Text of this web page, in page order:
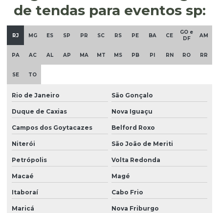
de tendas para eventos sp:
RJ MG ES SP PR SC RS PE BA CE
GO e
DF
AM
PA AC AL AP MA MT MS PB PI RN RO RR
SE TO
Rio de Janeiro São Gonçalo
Duque de Caxias Nova Iguaçu
Campos dos Goytacazes Belford Roxo
Niterói São João de Meriti
Petrópolis Volta Redonda
Macaé Magé
Itaboraí Cabo Frio
Maricá Nova Friburgo